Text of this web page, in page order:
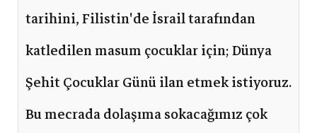
tarihini, Filistin'de İsrail tarafından
katledilen masum çocuklar için; Dünya
Şehit Çocuklar Günü ilan etmek istiyoruz.
Bu mecrada dolaşıma sokacağımız çok